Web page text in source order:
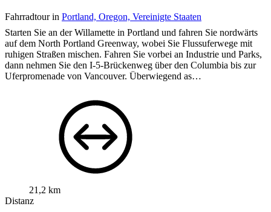
Fahrradtour in Portland, Oregon, Vereinigte Staaten
Starten Sie an der Willamette in Portland und fahren Sie nordwärts
auf dem North Portland Greenway, wobei Sie Flussuferwege mit
ruhigen Straßen mischen. Fahren Sie vorbei an Industrie und Parks,
dann nehmen Sie den I-5-Brückenweg über den Columbia bis zur
Uferpromenade von Vancouver. Überwiegend as…
21,2 km
Distanz